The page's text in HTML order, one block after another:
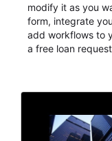
modify it as you
form, integrate
add workflows to
a free loan